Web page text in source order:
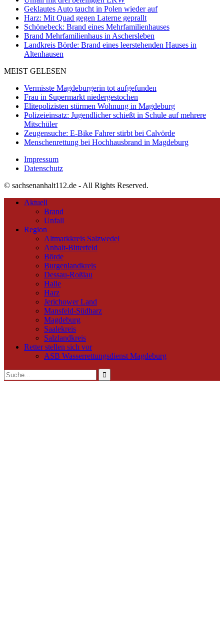
Geklautes Auto taucht in Polen wieder auf
Harz: Mit Quad gegen Laterne geprallt
Schönebeck: Brand eines Mehrfamilienhauses
Brand Mehrfamilienhaus in Aschersleben
Landkreis Börde: Brand eines leerstehenden Hauses in
Altenhausen
MEIST GELESEN
Vermisste Magdeburgerin tot aufgefunden
Frau in Supermarkt niedergestochen
Elitepolizisten stürmen Wohnung in Magdeburg
Polizeieinsatz: Jugendlicher schießt in Schule auf mehrere
Mitschüler
Zeugensuche: E-Bike Fahrer stirbt bei Calvörde
Menschenrettung bei Hochhausbrand in Magdeburg
Impressum
Datenschutz
© sachsenanhalt112.de - All Rights Reserved.
Aktuell
Brand
Unfall
Region
Altmarkkreis Salzwedel
Anhalt-Bitterfeld
Börde
Burgenlandkreis
Dessau-Roßlau
Halle
Harz
Jerichower Land
Mansfeld-Südharz
Magdeburg
Saalekreis
Salzlandkreis
Retter stellen sich vor
ASB Wasserrettungsdienst Magdeburg